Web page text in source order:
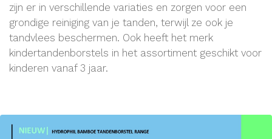
zijn er in verschillende variaties en zorgen voor een
grondige reiniging van je tanden, terwijl ze ook je
tandvlees beschermen. Ook heeft het merk
kindertandenborstels in het assortiment geschikt voor
kinderen vanaf 3 jaar.